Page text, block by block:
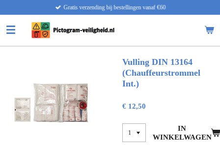
naar
de
hoofdinhoud
Gratis verzending bij bestellingen vanaf €60
Vulling DIN 13164
(Chauffeurstrommel
Int.)
€ 12,50
IN
WINKELWAGEN